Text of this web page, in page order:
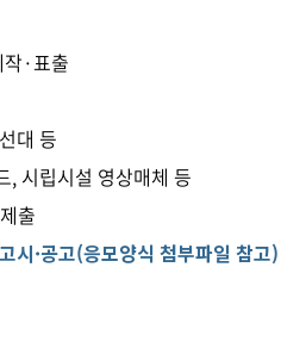
·표출
대 등
, 시립시설 영상매체 등
출
시·공고(응모양식 첨부파일 참고)